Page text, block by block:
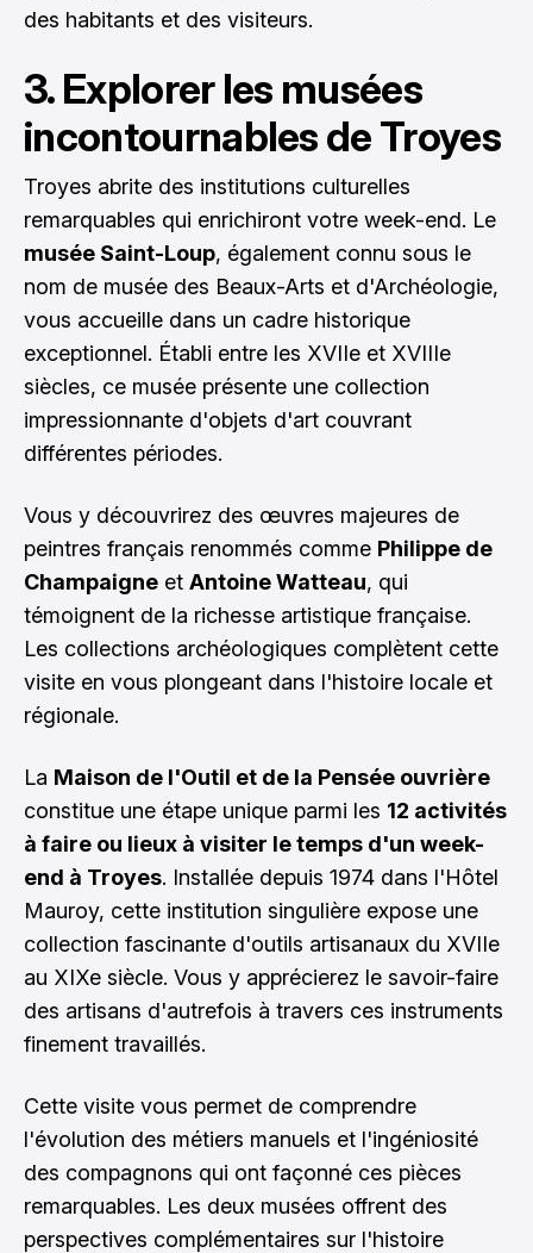
des habitants et des visiteurs.
3. Explorer les musées
incontournables de Troyes
Troyes abrite des institutions culturelles
remarquables qui enrichiront votre week-end. Le
musée Saint-Loup, également connu sous le
nom de musée des Beaux-Arts et d'Archéologie,
vous accueille dans un cadre historique
exceptionnel. Établi entre les XVIIe et XVIIIe
siècles, ce musée présente une collection
impressionnante d'objets d'art couvrant
différentes périodes.
Vous y découvrirez des œuvres majeures de
peintres français renommés comme Philippe de
Champaigne et Antoine Watteau, qui
témoignent de la richesse artistique française.
Les collections archéologiques complètent cette
visite en vous plongeant dans l'histoire locale et
régionale.
La Maison de l'Outil et de la Pensée ouvrière
constitue une étape unique parmi les 12 activités
à faire ou lieux à visiter le temps d'un week-
end à Troyes. Installée depuis 1974 dans l'Hôtel
Mauroy, cette institution singulière expose une
collection fascinante d'outils artisanaux du XVIIe
au XIXe siècle. Vous y apprécierez le savoir-faire
des artisans d'autrefois à travers ces instruments
finement travaillés.
Cette visite vous permet de comprendre
l'évolution des métiers manuels et l'ingéniosité
des compagnons qui ont façonné ces pièces
remarquables. Les deux musées offrent des
perspectives complémentaires sur l'histoire